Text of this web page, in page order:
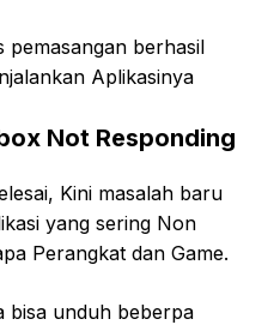
pemasangan berhasil
Aplikasinya
Not Responding
Kini masalah baru
yang sering Non
Perangkat dan Game.
bisa unduh beberpa